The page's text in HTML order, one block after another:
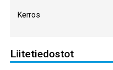
Kerros
Liitetiedostot